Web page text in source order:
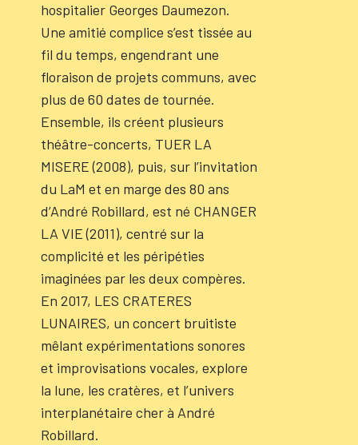
hospitalier Georges Daumezon.
Une amitié complice s’est tissée au
fil du temps, engendrant une
floraison de projets communs, avec
plus de 60 dates de tournée.
Ensemble, ils créent plusieurs
théâtre-concerts, TUER LA
MISERE (2008), puis, sur l’invitation
du LaM et en marge des 80 ans
d’André Robillard, est né CHANGER
LA VIE (2011), centré sur la
complicité et les péripéties
imaginées par les deux compères.
En 2017, LES CRATERES
LUNAIRES, un concert bruitiste
mêlant expérimentations sonores
et improvisations vocales, explore
la lune, les cratères, et l’univers
interplanétaire cher à André
Robillard.